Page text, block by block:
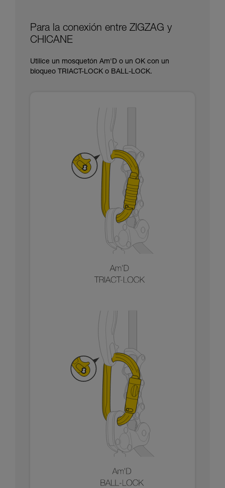
Para la conexión entre ZIGZAG y
CHICANE
Utilice un mosquetón Am'D o un OK con un
bloqueo TRIACT-LOCK o BALL-LOCK.